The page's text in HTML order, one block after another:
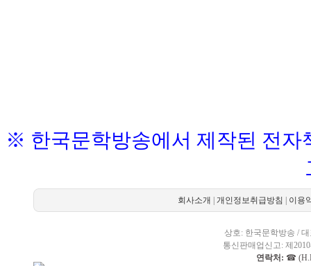
※ 한국문학방송에서 제작된 전자
회사소개 개인정보취급방침 이용
상호: 한국문학방송 /
통신판매업신고: 제
연락처: ☎